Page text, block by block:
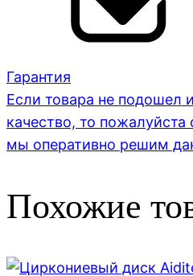
Гарантия
Если товара не подошел
качество, то
мы оперативно решим
Похожие